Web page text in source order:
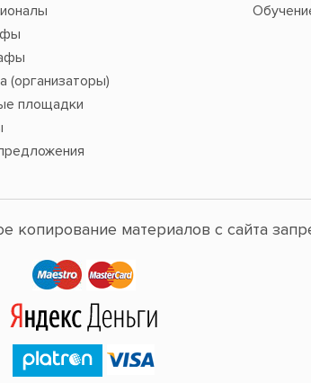
(организаторы)
площадки
копирование материалов с сайта